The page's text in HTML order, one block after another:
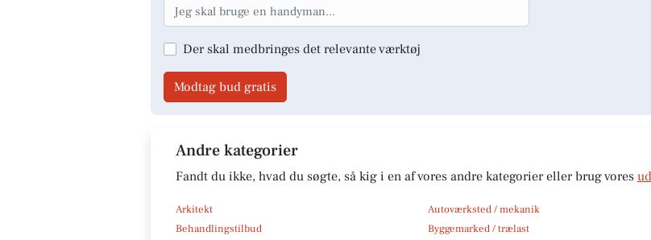
Der skal medbringes det relevante værktøj
Modtag bud gratis
Andre kategorier
Fandt du ikke, hvad du søgte, så kig i en af vores andre kategorier eller brug vores
Arkitekt Autoværksted / mekanik
Behandlingstilbud
Byggemarked / trælast